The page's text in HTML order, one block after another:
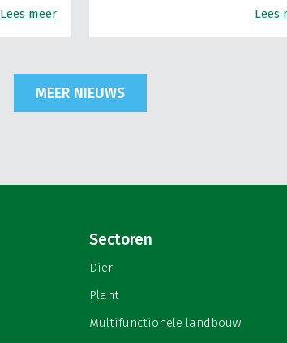
Lees meer Lees
MEER NIEUWS
Sectoren
Dier
Plant
Multifunctionele landbouw